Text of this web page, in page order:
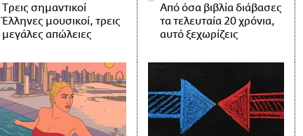
Tρεις σημαντικοί
Έλληνες μουσικοί, τρεις
μεγάλες απώλειες
Από όσα βιβλία διάβασες
τα τελευταία 20 χρόνια,
αυτό ξεχωρίζεις